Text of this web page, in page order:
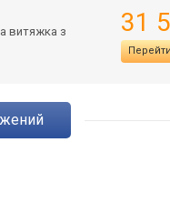
витяжка з
31